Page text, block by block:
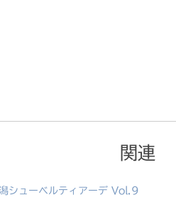
関連
ューベルティアーデ Vol.9